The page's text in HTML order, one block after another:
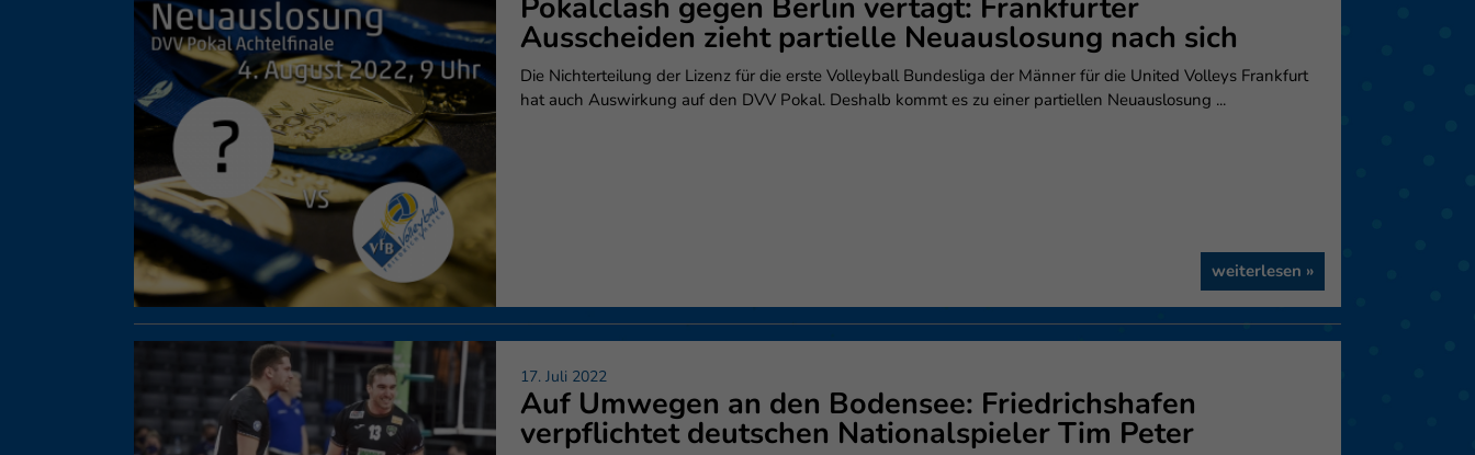
Pokalclash gegen Berlin vertagt: Frankfurter
Ausscheiden zieht partielle Neuauslosung nach sich
Die Nichterteilung der Lizenz für die erste Volleyball Bundesliga der Männer für die United Volleys Frankfurt
hat auch Auswirkung auf den DVV Pokal. Deshalb kommt es zu einer partiellen Neuauslosung ...
weiterlesen »
17. Juli 2022
Auf Umwegen an den Bodensee: Friedrichshafen
verpflichtet deutschen Nationalspieler Tim Peter
Essenzielle Cookies ermöglichen grundlegende Funktionen und sind für die einwandfreie
Funktion der Website erforderlich.
Cookie-Informationen anzeigen
Inhalte von Videoplattformen und Social-Media-Plattformen werden standardmäßig
blockiert. Wenn Cookies von externen Medien akzeptiert werden, bedarf der Zugriff auf